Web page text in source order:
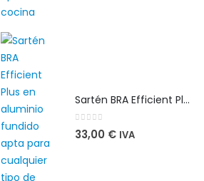
Sartén BRA Efficient Plus 26 cm en aluminio fundido apta para cualquier tipo de cocina
0 out of 5
33,00 € IVA